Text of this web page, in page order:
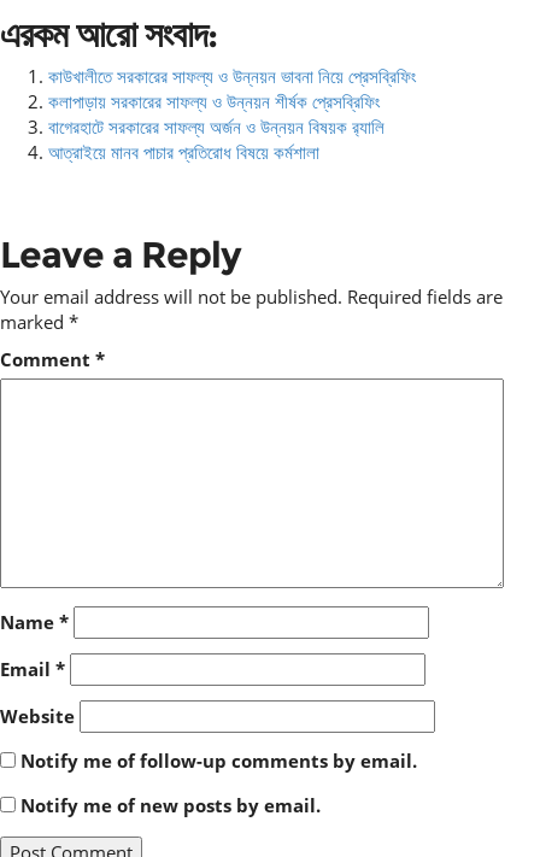
এরকম আরো সংবাদ:
কাউখালীতে সরকারের সাফল্য ও উন্নয়ন ভাবনা নিয়ে প্রেসব্রিফিং
কলাপাড়ায় সরকারের সাফল্য ও উন্নয়ন শীর্ষক প্রেসব্রিফিং
বাগেরহাটে সরকারের সাফল্য অর্জন ও উন্নয়ন বিষয়ক র‌্যালি
আত্রাইয়ে মানব পাচার প্রতিরোধ বিষয়ে কর্মশালা
Leave a Reply
Your email address will not be published. Required fields are
marked *
Comment *
Name *
Email *
Website
Notify me of follow-up comments by email.
Notify me of new posts by email.